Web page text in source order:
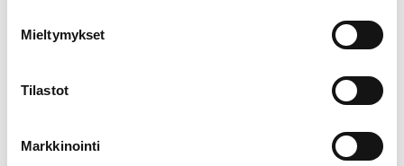
Mieltymykset
Tilastot
Markkinointi